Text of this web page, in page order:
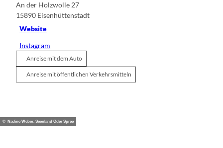
An der Holzwolle 27
15890 Eisenhüttenstadt
Website
Instagram
Anreise mit dem Auto
Anreise mit öffentlichen Verkehrsmitteln
© Nadine Weber, Seenland Oder Spree